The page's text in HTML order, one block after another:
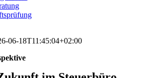
06-18T11:45:04+02:00